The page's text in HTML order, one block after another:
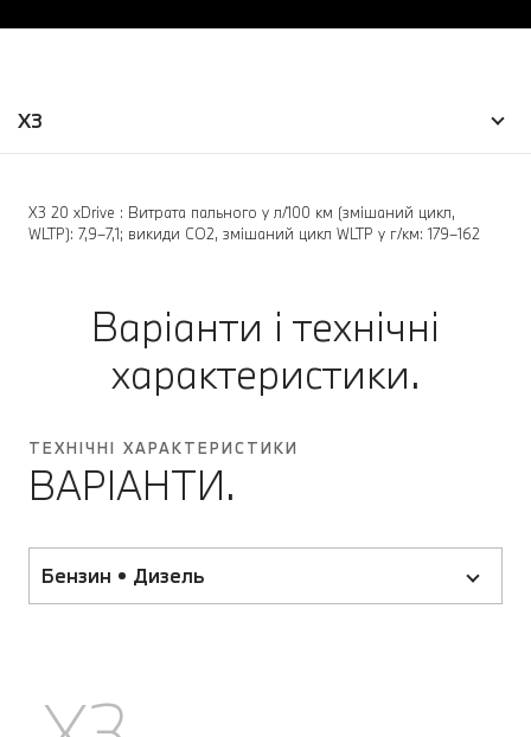
X3
X3 20 xDrive : Витрата пального у л/100 км (змішаний цикл,
WLTP): 7,9–7,1; викиди CO2, змішаний цикл WLTP у г/км: 179–162
Варіанти і технічні
характеристики.
ТЕХНІЧНІ ХАРАКТЕРИСТИКИ
ВАРІАНТИ.
Бензин • Дизель